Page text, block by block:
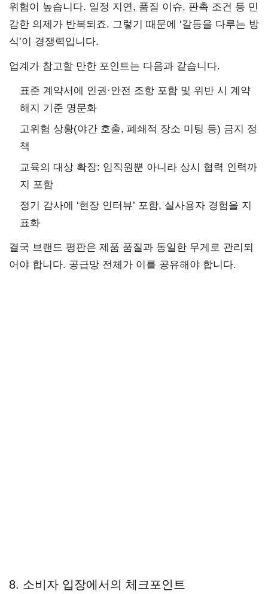
위험이 높습니다. 일정 지연, 품질 이슈, 판촉 조건 등 민
감한 의제가 반복되죠. 그렇기 때문에 ‘갈등을 다루는 방
식’이 경쟁력입니다.
업계가 참고할 만한 포인트는 다음과 같습니다.
표준 계약서에 인권·안전 조항 포함 및 위반 시 계약
해지 기준 명문화
고위험 상황(야간 호출, 폐쇄적 장소 미팅 등) 금지 정
책
교육의 대상 확장: 임직원뿐 아니라 상시 협력 인력까
지 포함
정기 감사에 ‘현장 인터뷰’ 포함, 실사용자 경험을 지
표화
결국 브랜드 평판은 제품 품질과 동일한 무게로 관리되
어야 합니다. 공급망 전체가 이를 공유해야 합니다.
8. 소비자 입장에서의 체크포인트